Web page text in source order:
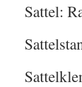
Sattel: